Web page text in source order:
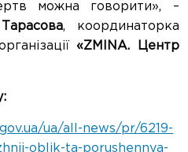
можна говорити», –
, координаторка
«ZMINA. Центр
ua/all-news/pr/6219-
oblik-ta-porushennya-